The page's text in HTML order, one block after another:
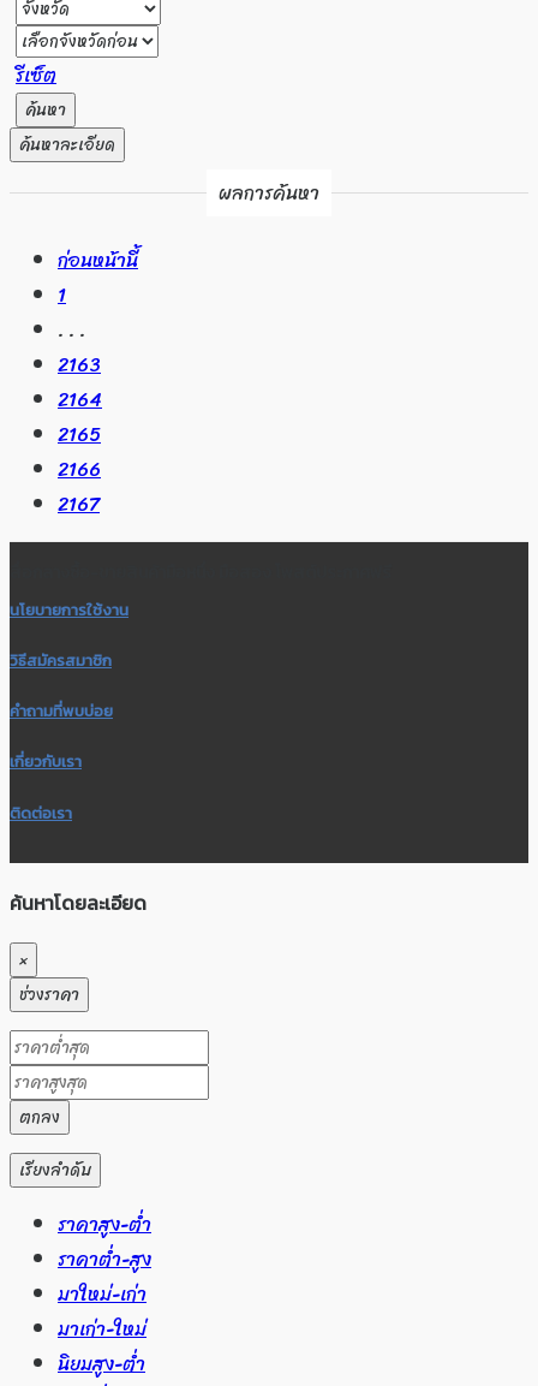
รีเซ็ต
ค้นหา
ค้นหาละเอียด
ผลการค้นหา
ก่อนหน้านี้
1
. . .
2163
2164
2165
2166
2167
นโยบายการใช้งาน
วิธีสมัครสมาชิก
คำถามที่พบบ่อย
เกี่ยวกับเรา
ติดต่อเรา
ค้นหาโดยละเอียด
×
ช่วงราคา
ตกลง
เรียงลำดับ
ราคาสูง-ต่ำ
ราคาต่ำ-สูง
มาใหม่-เก่า
มาเก่า-ใหม่
นิยมสูง-ต่ำ